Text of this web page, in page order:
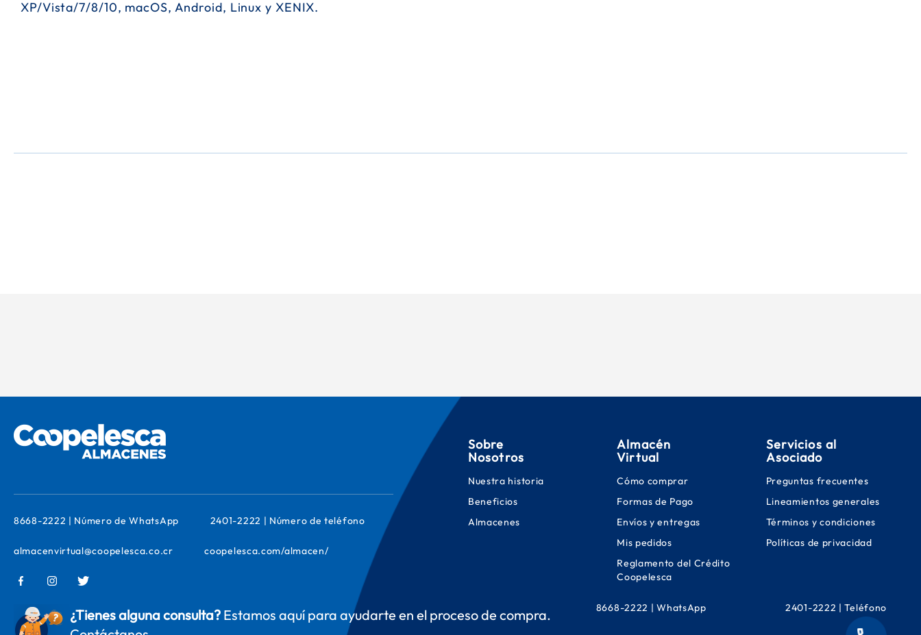
XP/Vista/7/8/10, macOS, Android, Linux y XENIX.
8668-2222 | Número de WhatsApp 2401-2222 | Número de teléfono
almacenvirtual@coopelesca.co.cr coopelesca.com/almacen/
Sobre
Nosotros
Nuestra historia
Beneficios
Almacenes
Almacén
Virtual
Cómo comprar
Formas de Pago
Envíos y entregas
Mis pedidos
Reglamento del Crédito
Coopelesca
Servicios al
Asociado
Preguntas frecuentes
Lineamientos generales
Términos y condiciones
Políticas de privacidad
¿Tienes alguna consulta? Estamos aquí para ayudarte en el proceso de compra.
8668-2222 | WhatsApp 2401-2222 | Teléfono